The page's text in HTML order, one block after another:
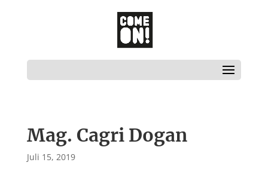
Mag. Cagri Dogan
Juli 15, 2019